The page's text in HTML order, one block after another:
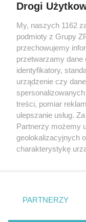
Żaden utwór
rozpowszechniany lub
tym także elektroniczny
eksploatacji w
Internecie bez pisemnej
wykorzystanie utworów
tzn. bez właściwej
ścigane prawnie.
©
Drogi
My, naszych 1162
podmioty z Grupy
przechowujemy
przetwarzamy dane
identyfikatory,
urządzenie czy
treści, pomiar
ulepszanie usług.
Partnerzy możemy
geolokalizacyjnych
charakterystykę
zmienić/wycofać
znajdujący się w
rodzaje
PARTNERZY